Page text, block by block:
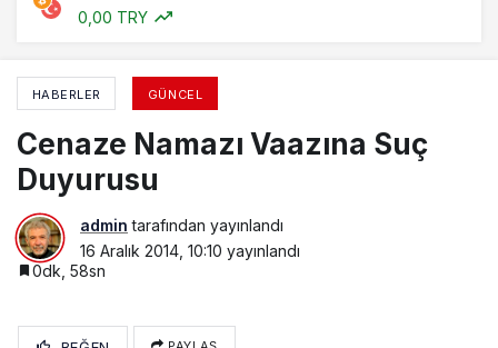
0,00 TRY
HABERLER GÜNCEL
Cenaze Namazı Vaazına Suç
Duyurusu
admin tarafından yayınlandı
16 Aralık 2014, 10:10 yayınlandı
0dk, 58sn